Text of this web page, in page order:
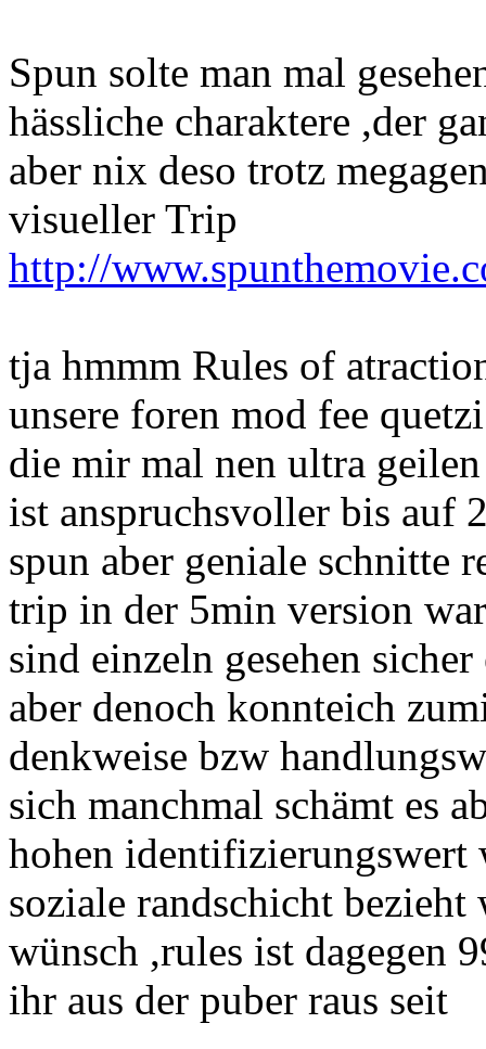
Spun solte man mal
hässliche charaktere ,der
aber nix deso trotz
visueller Trip
http://
tja hmmm Rules of
unsere foren mod fee
die mir mal nen ultra
ist anspruchsvoller bis auf
spun aber geniale schnitte
trip in der 5min version
sind einzeln gesehen
aber denoch konnteich
denkweise bzw
sich manchmal schämt es
hohen identifizierungswert
soziale randschicht
wünsch ,rules ist dagegen
ihr aus der puber raus seit